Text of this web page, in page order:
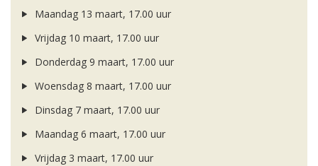
Maandag 13 maart, 17.00 uur
Vrijdag 10 maart, 17.00 uur
Donderdag 9 maart, 17.00 uur
Woensdag 8 maart, 17.00 uur
Dinsdag 7 maart, 17.00 uur
Maandag 6 maart, 17.00 uur
Vrijdag 3 maart, 17.00 uur